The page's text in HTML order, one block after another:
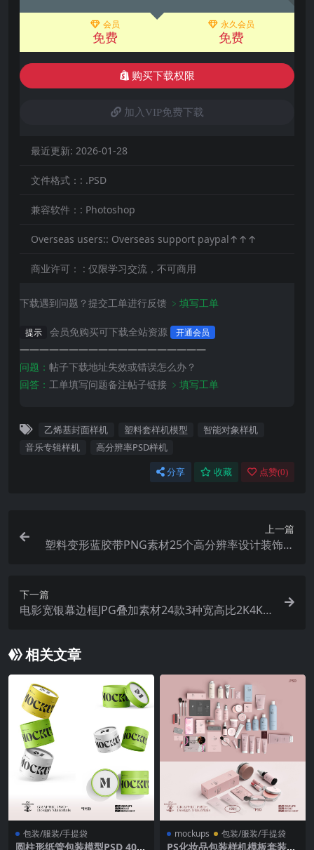
会员
免费
永久会员
免费
购买下载权限
加入VIP免费下载
最近更新: 2026-01-28
文件格式：: .PSD
兼容软件：: Photoshop
Overseas users:: Overseas support paypal↑↑↑
商业许可： : 仅限学习交流，不可商用
下载遇到问题？提交工单进行反馈 ﹥填写工单
提示 会员免购买可下载全站资源 开通会员
———————————————————
问题： 帖子下载地址失效或错误怎么办？
回答： 工单填写问题备注帖子链接 ﹥填写工单
乙烯基封面样机 塑料套样机模型
智能对象样机
音乐专辑样机
高分辨率PSD样机
分享 收藏 点赞(0)
上一篇
塑料变形蓝胶带PNG素材25个高分辨率设计装饰贴
下一篇
电影宽银幕边框JPG叠加素材24款3种宽高比2K4K
ox Film Frames JPG V.2
相关文章
包装/服装/手提袋
圆柱形纸管包装模型PSD 400
mockups 包装/服装/手提袋
PS化妆品包装样机模板套装10